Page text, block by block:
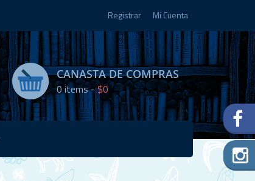
Registrar Mi Cuenta
CANASTA DE COMPRAS
0items -$0